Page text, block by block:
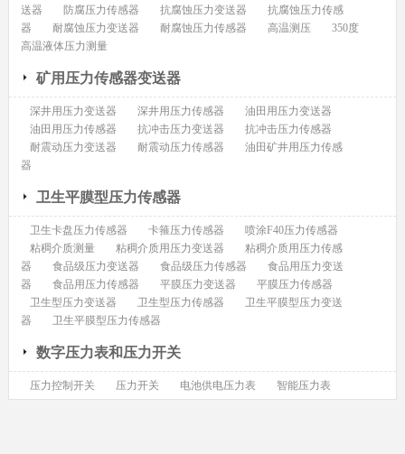
送器
防腐压力传感器 抗腐蚀压力变送器
抗腐蚀压力传感
器
耐腐蚀压力变送器 耐腐蚀压力传感器 高温测压
350度
高温液体压力测量
矿用压力传感器变送器
深井用压力变送器 深井用压力传感器
油田用压力变送器
油田用压力传感器
抗冲击压力变送器
抗冲击压力传感器
耐震动压力变送器
耐震动压力传感器
油田矿井用压力传感
器
卫生平膜型压力传感器
卫生卡盘压力传感器 卡箍压力传感器
喷涂F40压力传感器
粘稠介质测量
粘稠介质用压力变送器
粘稠介质用压力传感
器
食品级压力变送器 食品级压力传感器
食品用压力变送
器
食品用压力传感器 平膜压力变送器
平膜压力传感器
卫生型压力变送器
卫生型压力传感器
卫生平膜型压力变送
器
卫生平膜型压力传感器
数字压力表和压力开关
压力控制开关 压力开关 电池供电压力表 智能压力表